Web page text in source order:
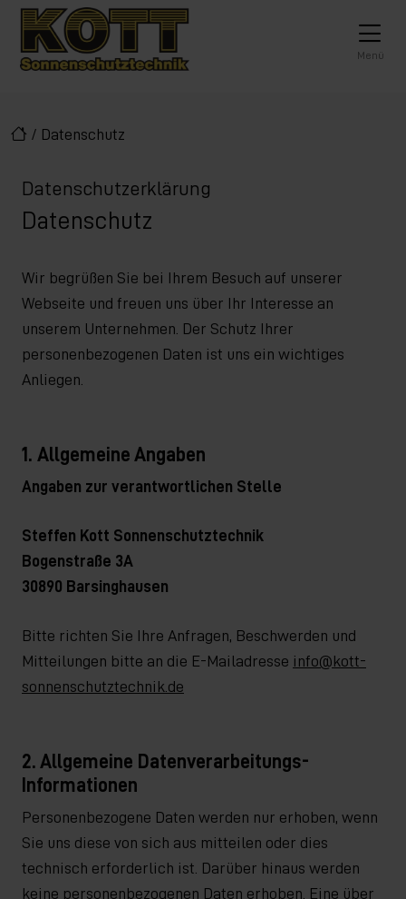
zur Top-Navigation
zur Hauptnavigation
Inhalt springen
zum Footer
Hauptnavigation Menü
/ Datenschutz
Datenschutzerklärung
Datenschutz
Wir begrüßen Sie bei Ihrem Besuch auf unserer
Webseite und freuen uns über Ihr Interesse an
unserem Unternehmen. Der Schutz Ihrer
personenbezogenen Daten ist uns ein wichtiges
Anliegen.
1. Allgemeine Angaben
Angaben zur verantwortlichen Stelle
Steffen Kott Sonnenschutztechnik
Bogenstraße 3A
30890 Barsinghausen
Bitte richten Sie Ihre Anfragen, Beschwerden und
Mitteilungen bitte an die E-Mailadresse info@kott-
sonnenschutztechnik.de
2. Allgemeine Datenverarbeitungs-
Informationen
Personenbezogene Daten werden nur erhoben, wenn
Sie uns diese von sich aus mitteilen oder dies
technisch erforderlich ist. Darüber hinaus werden
keine personenbezogenen Daten erhoben. Eine über